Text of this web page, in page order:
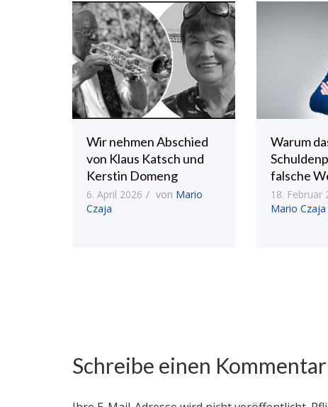
Wir nehmen Abschied
von Klaus Katsch und
Kerstin Domeng
6. April 2026 von Mario
Czaja
Warum
falsche
18. Februar
Mario Czaja
Schreibe einen Kommentar